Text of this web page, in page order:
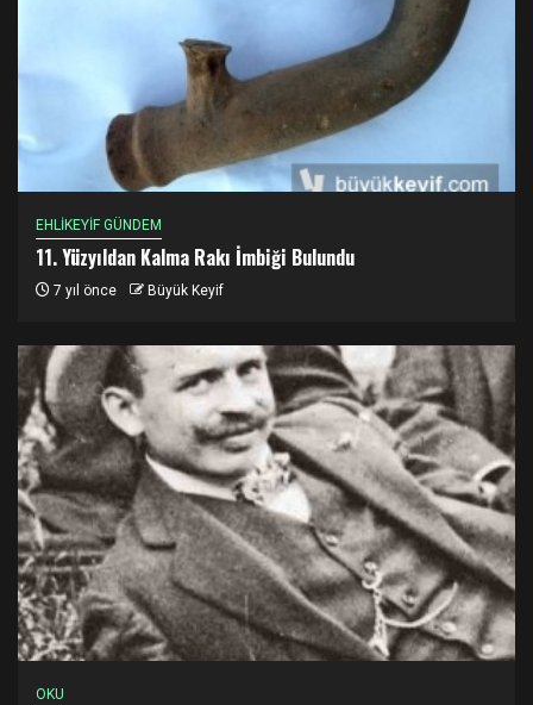
EHLİKEYİF GÜNDEM
11. Yüzyıldan Kalma Rakı İmbiği Bulundu
7 yıl önce Büyük Keyif
OKU